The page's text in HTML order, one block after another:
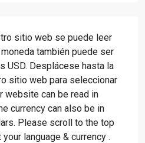
sitio web se puede leer
también puede ser
USD. Desplácese hasta la
sitio web para seleccionar
website can be read in
currency can also be in
Please scroll to the top
language & currency .